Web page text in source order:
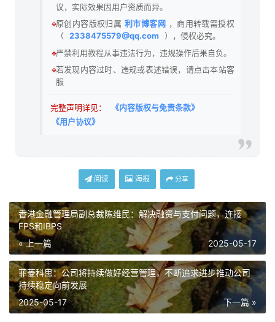
议，实际效果因用户资质而异。
🔹原创内容版权归属 利市博客网 ，商用转载需授权
（
2338475579@qq.com
），侵权必究。
🔹严禁利用教程从事违法行为，违规操作后果自负。
🔹若发现内容过时、违规或表述错误，请点击本站客
服
完整声明详见：
《内容版权与免责条款》
《用户协议》
阅读 海报 分享
香港金融管理局副总裁陈维民：解决融资与支付问题，连接
FPS和IBPS
« 上一篇
2025-05-17
菲菱科思：公司将持续做好经营管理，不断追求进步推动公司
持续稳定向前发展
下一篇 »
2025-05-17